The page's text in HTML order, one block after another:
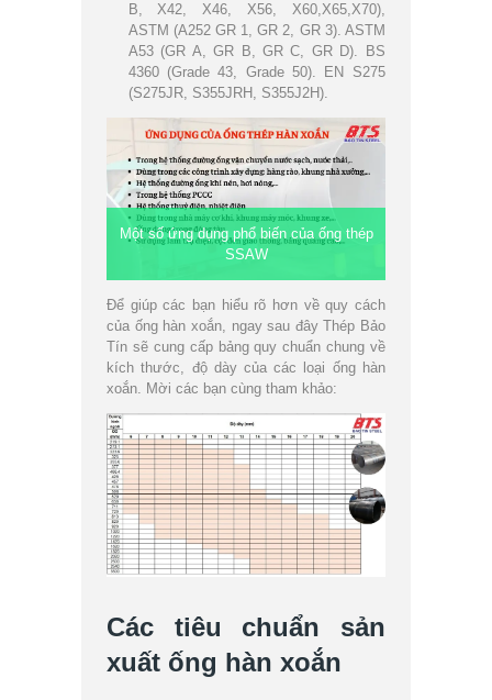
B, X42, X46, X56, X60,X65,X70),
ASTM (A252 GR 1, GR 2, GR 3). ASTM
A53 (GR A, GR B, GR C, GR D). BS
4360 (Grade 43, Grade 50). EN S275
(S275JR, S355JRH, S355J2H).
Một số ứng dụng phổ biến của ống thép
SSAW
Để giúp các bạn hiểu rõ hơn về quy cách
của ống hàn xoắn, ngay sau đây Thép Bảo
Tín sẽ cung cấp bảng quy chuẩn chung về
kích thước, độ dày của các loại ống hàn
xoắn. Mời các bạn cùng tham khảo:
Các tiêu chuẩn sản
xuất ống hàn xoắn